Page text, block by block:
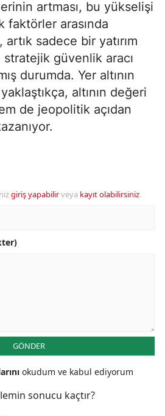
artması, bu yükselişi
arasında
sadece bir yatırım
güvenlik aracı
durumda. Yer altının
altının değeri
de jeopolitik açıdan
giriş yapabilirveya kayıt olabilirsiniz.
GÖNDER
okudum ve kabul ediyorum
sonucu kaçtır?